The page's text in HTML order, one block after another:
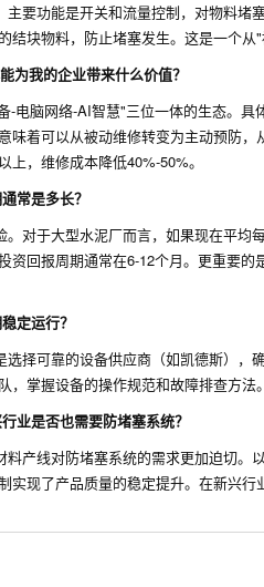
要功能是开关和流量控制，对物料
结块物料，防止堵塞发生。这是一个从
为我的企业带来什么价值？
-电脑网络-AI智慧"三位一体的生态。
味着可以从被动维修转变为主动预防
，维修成本降低40%-50%。
常是多长？
对于大型水泥厂而言，如果现在平
资回报周期通常在6-12个月。更重要
定运行？
择可靠的设备供应商（如凯德斯）
，掌握设备的操作规范和故障排查方
业是否也需要防堵塞系统？
产线对防堵塞系统的需求更加迫切
实现了产品质量的稳定提升。在新兴